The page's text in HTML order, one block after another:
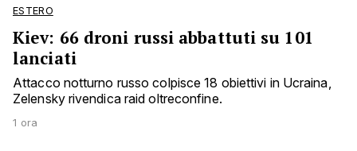
ESTERO
Kiev: 66 droni russi abbattuti su 101
lanciati
Attacco notturno russo colpisce 18 obiettivi in Ucraina,
Zelensky rivendica raid oltreconfine.
1 ora